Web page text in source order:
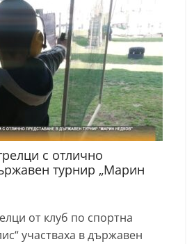
с отлично
турнир „Марин
от клуб по спортна
участваха в държавен